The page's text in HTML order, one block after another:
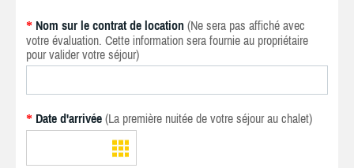
* Nom sur le contrat de location (Ne sera pas affiché avec
votre évaluation. Cette information sera fournie au propriétaire
pour valider votre séjour)
* Date d'arrivée (La première nuitée de votre séjour au chalet)